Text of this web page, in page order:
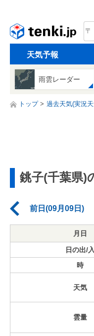
天気予報
雨雲レーダー
トップ 過去天気(実況
銚子(千葉県)
前日(09月09日)
月日
日の出/入
時
天気
雲量